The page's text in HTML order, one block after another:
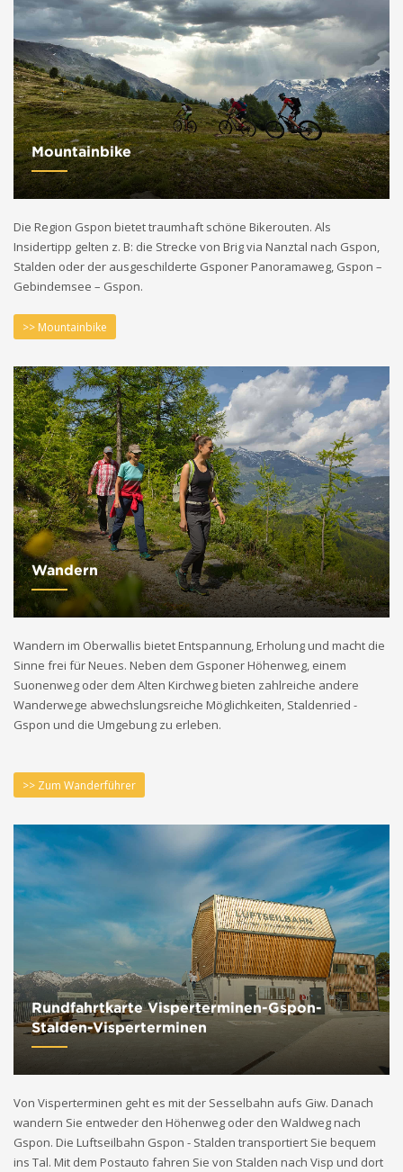
Mountainbike
Die Region Gspon bietet traumhaft schöne Bikerouten. Als
Insidertipp gelten z. B: die Strecke von Brig via Nanztal nach Gspon,
Stalden oder der ausgeschilderte Gsponer Panoramaweg, Gspon –
Gebindemsee – Gspon.
>> Mountainbike
Wandern
Wandern im Oberwallis bietet Entspannung, Erholung und macht die
Sinne frei für Neues. Neben dem Gsponer Höhenweg, einem
Suonenweg oder dem Alten Kirchweg bieten zahlreiche andere
Wanderwege abwechslungsreiche Möglichkeiten, Staldenried -
Gspon und die Umgebung zu erleben.
>> Zum Wanderführer
Rundfahrtkarte Visperterminen-Gspon-
Stalden-Visperterminen
Von Visperterminen geht es mit der Sesselbahn aufs Giw. Danach
wandern Sie entweder den Höhenweg oder den Waldweg nach
Gspon. Die Luftseilbahn Gspon - Stalden transportiert Sie bequem
ins Tal. Mit dem Postauto fahren Sie von Stalden nach Visp und dort